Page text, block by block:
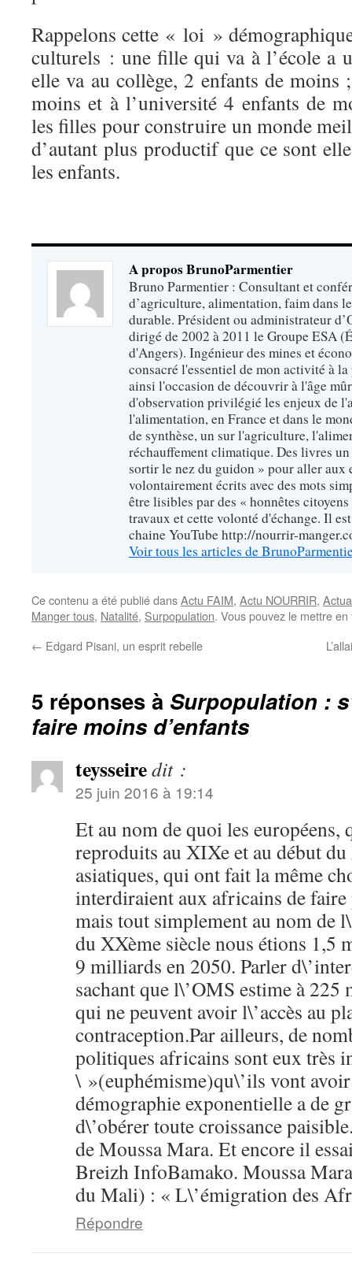
Rappelons cette « loi »
culturels : une fille qui va à l’école a
elle va au collège, 2 enfants de moins
moins et à l’université 4 enfants de
les filles pour construire un monde
d’autant plus productif que ce sont
les enfants.
A propos BrunoParmentier
Bruno Parmentier : Consultant et
d’agriculture, alimentation, faim dans
durable. Président ou administrateur
dirigé de 2002 à 2011 le Groupe ESA
d'Angers). Ingénieur des mines et
consacré l'essentiel de mon activité à
ainsi l'occasion de découvrir à l'âge
d'observation privilégié les enjeux de
l'alimentation, en France et dans le
de synthèse, un sur l'agriculture,
réchauffement climatique. Des livres
sortir le nez du guidon » pour aller aux
volontairement écrits avec des mots
être lisibles par des « honnêtes
travaux et cette volonté d'échange. Il
chaine YouTube http://nourrir-
Voir tous les articles de
Ce contenu a été publié dansActu FAIM, Actu NOURRIR,
Manger tous, Natalité, Surpopulation. Vous pouvez le mettre
← Edgard Pisani, un esprit rebelle
5 réponses à Surpopulation :
faire moins d’enfants
teysseiredit :
25 juin 2016 à 19:14
Et au nom de quoi les européens,
reproduits au XIXe et au début
asiatiques, qui ont fait la même
interdiraient aux africains de
mais tout simplement au nom de
du XXème siècle nous étions 1,5
9 milliards en 2050. Parler
sachant que l\’OMS estime à
qui ne peuvent avoir l\’accès au
contraception.Par ailleurs, de
politiques africains sont eux très
\ »(euphémisme)qu\’ils vont
démographie exponentielle a de
d\’obérer toute croissance
de Moussa Mara. Et encore il
Breizh InfoBamako. Moussa
du Mali) : « L\’émigration des
Répondre